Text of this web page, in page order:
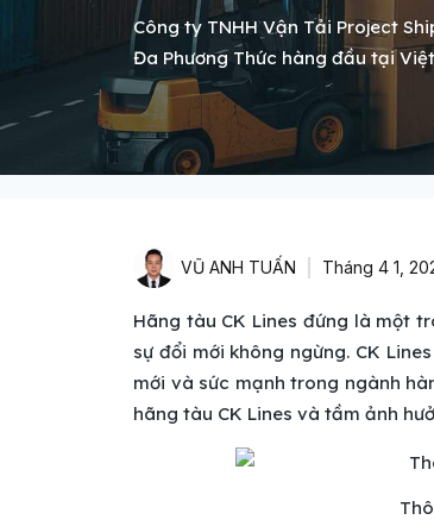
Công ty TNHH Vận Tải Project
Đa Phương Thức hàng đầu tại
VŨ ANH TUẤN Tháng 4 1,
Hãng tàu CK Lines đứng là một
sự đổi mới không ngừng. CK
mới và sức mạnh trong ngành
hãng tàu CK Lines và tầm ảnh